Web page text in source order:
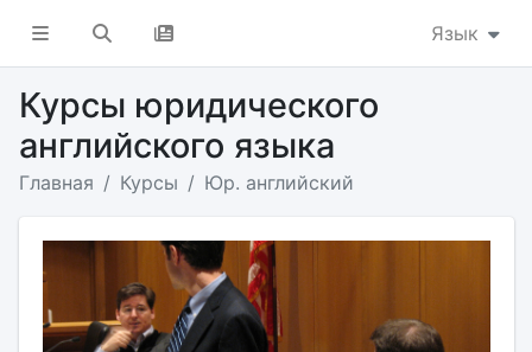
Язык
Курсы юридического
английского языка
Главная Курсы Юр. английский